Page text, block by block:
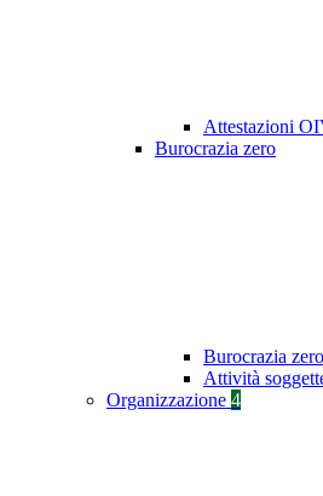
Attestazioni
Burocrazia zero
Burocrazia zero
Attività
Organizzazione 4